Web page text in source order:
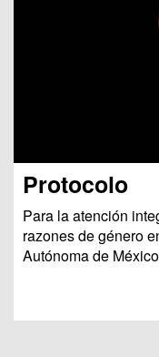
Protocolo
Para la atención
razones de género
Autónoma de México